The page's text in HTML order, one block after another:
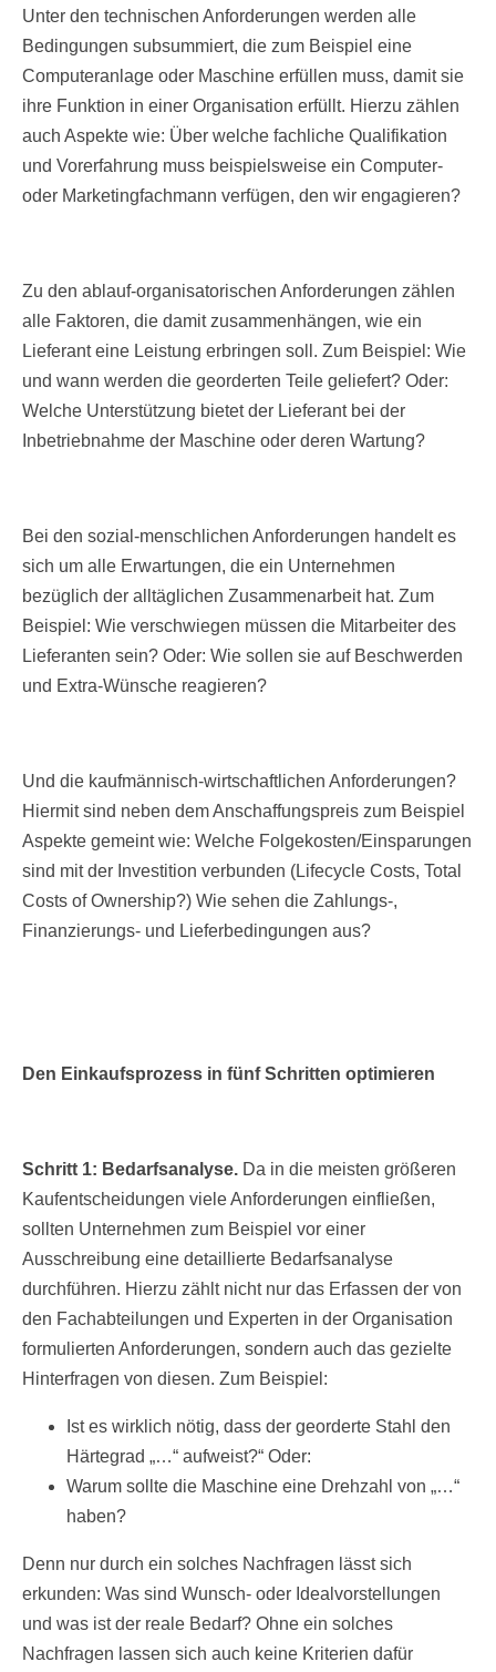
Unter den technischen Anforderungen werden alle
Bedingungen subsummiert, die zum Beispiel eine
Computeranlage oder Maschine erfüllen muss, damit sie
ihre Funktion in einer Organisation erfüllt. Hierzu zählen
auch Aspekte wie: Über welche fachliche Qualifikation
und Vorerfahrung muss beispielsweise ein Computer-
oder Marketingfachmann verfügen, den wir engagieren?
Zu den ablauf-organisatorischen Anforderungen zählen
alle Faktoren, die damit zusammenhängen, wie ein
Lieferant eine Leistung erbringen soll. Zum Beispiel: Wie
und wann werden die georderten Teile geliefert? Oder:
Welche Unterstützung bietet der Lieferant bei der
Inbetriebnahme der Maschine oder deren Wartung?
Bei den sozial-menschlichen Anforderungen handelt es
sich um alle Erwartungen, die ein Unternehmen
bezüglich der alltäglichen Zusammenarbeit hat. Zum
Beispiel: Wie verschwiegen müssen die Mitarbeiter des
Lieferanten sein? Oder: Wie sollen sie auf Beschwerden
und Extra-Wünsche reagieren?
Und die kaufmännisch-wirtschaftlichen Anforderungen?
Hiermit sind neben dem Anschaffungspreis zum Beispiel
Aspekte gemeint wie: Welche Folgekosten/Einsparungen
sind mit der Investition verbunden (Lifecycle Costs, Total
Costs of Ownership?) Wie sehen die Zahlungs-,
Finanzierungs- und Lieferbedingungen aus?
Den Einkaufsprozess in fünf Schritten optimieren
Schritt 1: Bedarfsanalyse. Da in die meisten größeren
Kaufentscheidungen viele Anforderungen einfließen,
sollten Unternehmen zum Beispiel vor einer
Ausschreibung eine detaillierte Bedarfsanalyse
durchführen. Hierzu zählt nicht nur das Erfassen der von
den Fachabteilungen und Experten in der Organisation
formulierten Anforderungen, sondern auch das gezielte
Hinterfragen von diesen. Zum Beispiel:
Ist es wirklich nötig, dass der georderte Stahl den
Härtegrad „…“ aufweist?“ Oder:
Warum sollte die Maschine eine Drehzahl von „…“
haben?
Denn nur durch ein solches Nachfragen lässt sich
erkunden: Was sind Wunsch- oder Idealvorstellungen
und was ist der reale Bedarf? Ohne ein solches
Nachfragen lassen sich auch keine Kriterien dafür